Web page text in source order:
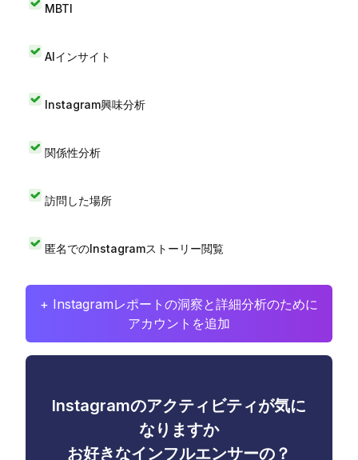
MBTI
AIインサイト
Instagram興味分析
関係性分析
訪問した場所
匿名でのInstagramストーリー閲覧
+ Instagramレポートの洞察と詳細分析のために
アカウントを追加
Instagramのアクティビティが気に
なりますか
お好きなインフルエンサーの？